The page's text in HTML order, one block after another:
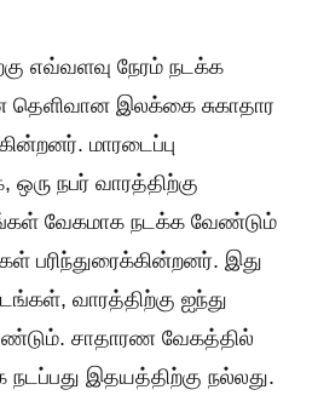
எவ்வளவு நேரம் நடக்க
இலக்கை சுகாதார
மாரடைப்பு
நபர் வாரத்திற்கு
வேகமாக நடக்க வேண்டும்
பரிந்துரைக்கின்றனர். இது
வாரத்திற்கு ஐந்து
சாதாரண வேகத்தில்
இதயத்திற்கு நல்லது.